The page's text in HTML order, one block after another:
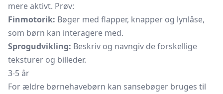
mere aktivt. Prøv:
Finmotorik: Bøger med flapper, knapper og lynlåse,
som børn kan interagere med.
Sprogudvikling: Beskriv og navngiv de forskellige
teksturer og billeder.
3-5 år
For ældre børnehavebørn kan sansebøger bruges til